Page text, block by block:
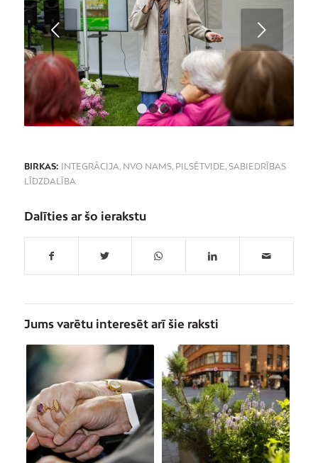
Next
1 2 3 4
BIRKAS: INTEGRĀCIJA, NVO NAMS, PILSĒTVIDE, SABIEDRĪBAS
LĪDZDALĪBA
Dalīties ar šo ierakstu
Jums varētu interesēt arī šie raksti